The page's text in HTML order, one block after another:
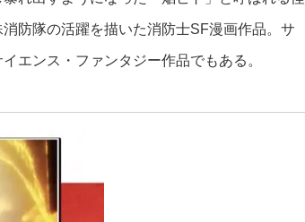
防隊の活躍を描いた消防士SF漫画作品。サ
エンス・ファンタジー作品でもある。